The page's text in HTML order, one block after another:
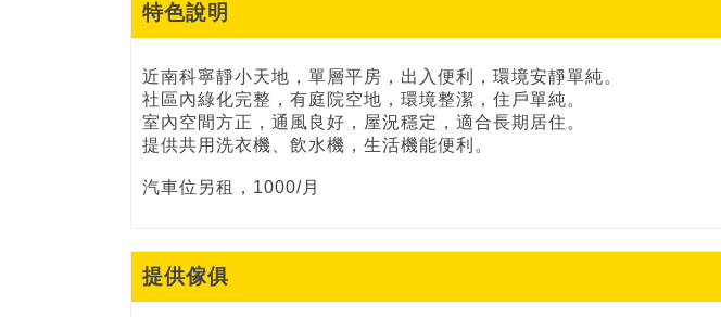
特色說明
近南科寧靜小天地，單層平房，出入便利，環境安靜單純。
社區內綠化完整，有庭院空地，環境整潔，住戶單純。
室內空間方正，通風良好，屋況穩定，適合長期居住。
提供共用洗衣機、飲水機，生活機能便利。
汽車位另租，1000/月
提供傢俱